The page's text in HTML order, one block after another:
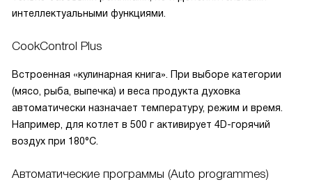
интеллектуальными функциями.
CookControl Plus
Встроенная «кулинарная книга». При выборе категории
(мясо, рыба, выпечка) и веса продукта духовка
автоматически назначает температуру, режим и время.
Например, для котлет в 500 г активирует 4D-горячий
воздух при 180°C.
Автоматические программы (Auto programmes)